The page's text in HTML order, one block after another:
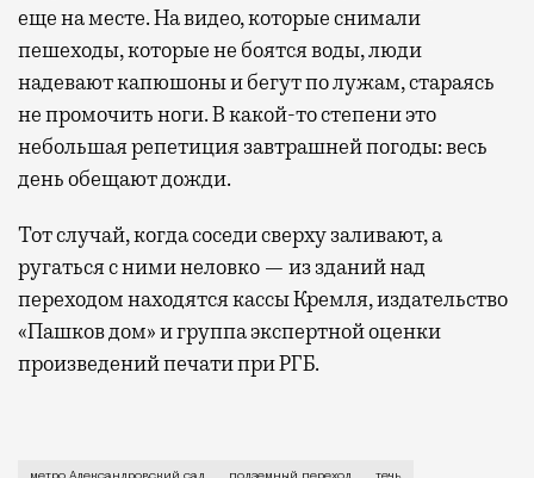
еще на месте. На видео, которые снимали
пешеходы, которые не боятся воды, люди
надевают капюшоны и бегут по лужам, стараясь
не промочить ноги. В какой-то степени это
небольшая репетиция завтрашней погоды: весь
день обещают дожди.
Тот случай, когда соседи сверху заливают, а
ругаться с ними неловко — из зданий над
переходом находятся кассы Кремля, издательство
«Пашков дом» и группа экспертной оценки
произведений печати при РГБ.